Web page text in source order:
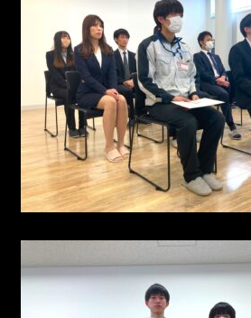
072-665-
9:00-17:00 土日祝